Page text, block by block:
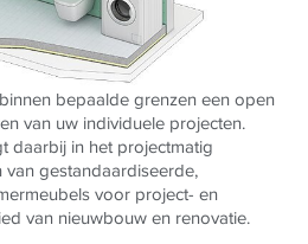
bepaalde grenzen een open
van uw individuele projecten.
daarbij in het projectmatig
gestandaardiseerde,
voor project- en
van nieuwbouw en renovatie.